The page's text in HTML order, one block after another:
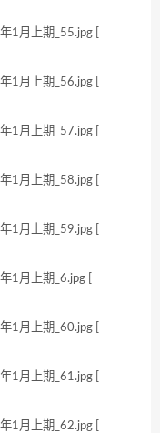
月上期_55.jpg [
月上期_56.jpg [
月上期_57.jpg [
月上期_58.jpg [
月上期_59.jpg [
月上期_6.jpg [
月上期_60.jpg [
月上期_61.jpg [
月上期_62.jpg [